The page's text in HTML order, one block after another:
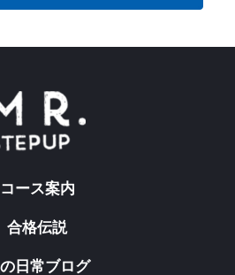
コース案内
合格伝説
日常ブログ